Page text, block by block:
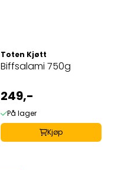
Toten Kjøtt
Biffsalami 750g
249,-
På lager
Kjøp